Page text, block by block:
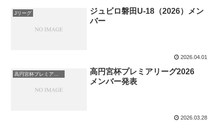
Jリーグ
ジュビロ磐田U-18（2026）メン
バー
2026.04.01
高円宮杯プレミアリーグ2026
メンバー発表
2026.03.28